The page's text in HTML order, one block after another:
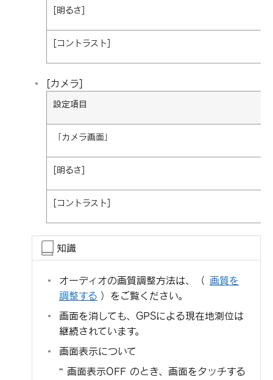
[‍明るさ‍]
[‍コントラスト‍]
[‍カメラ‍]
設定項目
「‍カメラ画面‍」
[‍明るさ‍]
[‍コントラスト‍]
知識
オーディオの画質調整方法は、 （ 画質を
調整する ） をご覧ください。
画面を消しても、GPSによる現在地測位は
継続されています。
画面表示について
画面表示OFF のとき、画面をタッチする